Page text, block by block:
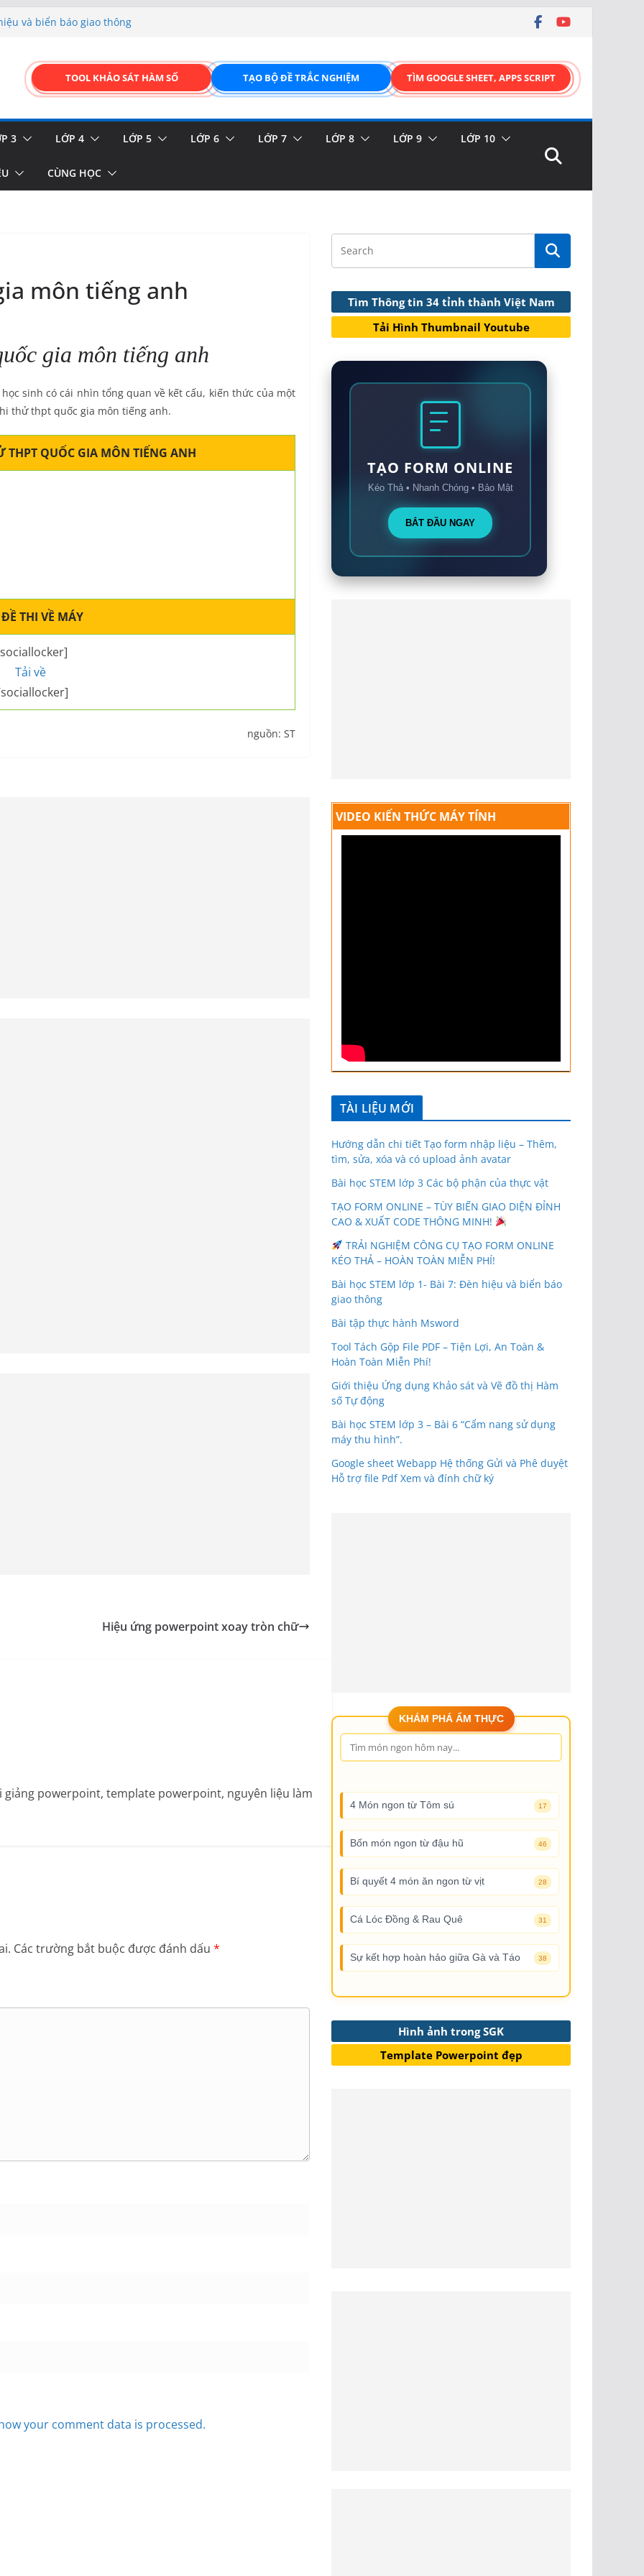
và biển báo giao thông
của thực vật
DIỆN ĐỈNH CAO &
TOOL KHẢO SÁT HÀM SỐ TẠO BỘ ĐỀ TRẮC NGHIỆM TÌM GOOGLE SHEET, APPS SCRIPT
3 LỚP 4 LỚP 5 LỚP 6 LỚP 7 LỚP 8 LỚP 9 LỚP 10
CÙNG HỌC
môn tiếng anh
gia môn tiếng anh
sinh có cái nhìn tổng quan về kết cấu, kiến thức của một
thử thpt quốc gia môn tiếng anh.
THPT QUỐC GIA MÔN TIẾNG ANH
THI VỀ MÁY
Tải về
nguồn: ST
Hiệu ứng powerpoint xoay tròn chữ
powerpoint, template powerpoint, nguyên liệu làm
Các trường bắt buộc được đánh dấu *
your comment data is processed.
Tìm Thông tin 34 tỉnh thành Việt Nam
Tải Hình Thumbnail Youtube
TẠO FORM ONLINE
Kéo Thả • Nhanh Chóng • Bảo Mật
BẮT ĐẦU NGAY
VIDEO KIẾN THỨC MÁY TÍNH
TÀI LIỆU MỚI
Hướng dẫn chi tiết Tạo form nhập liệu – Thêm,
tìm, sửa, xóa và có upload ảnh avatar
Bài học STEM lớp 3 Các bộ phận của thực vật
TẠO FORM ONLINE – TÙY BIẾN GIAO DIỆN ĐỈNH
CAO & XUẤT CODE THÔNG MINH!
TRẢI NGHIỆM CÔNG CỤ TẠO FORM ONLINE
KÉO THẢ – HOÀN TOÀN MIỄN PHÍ!
Bài học STEM lớp 1- Bài 7: Đèn hiệu và biển báo
giao thông
Bài tập thực hành Msword
Tool Tách Gộp File PDF – Tiện Lợi, An Toàn &
Hoàn Toàn Miễn Phí!
Giới thiệu Ứng dụng Khảo sát và Vẽ đồ thị Hàm
số Tự động
Bài học STEM lớp 3 – Bài 6 “Cẩm nang sử dụng
máy thu hình”.
Google sheet Webapp Hệ thống Gửi và Phê duyệt
Hỗ trợ file Pdf Xem và đính chữ ký
KHÁM PHÁ ẨM THỰC
4 Món ngon từ Tôm sú 17
Bốn món ngon từ đậu hũ 46
Bí quyết 4 món ăn ngon từ vịt 28
Cá Lóc Đồng & Rau Quê 31
Sự kết hợp hoàn hảo giữa Gà và Táo 38
Hình ảnh trong SGK
Template Powerpoint đẹp